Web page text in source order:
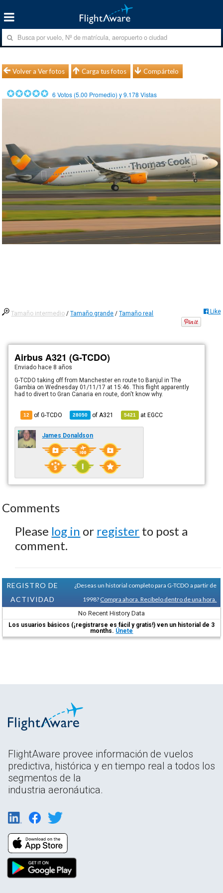
Volver a Ver fotos Carga tus fotos Compártelo
6 Votos (5.00 Promedio) y9.178 Vistas
Tamaño intermedio /Tamaño grande /Tamaño real Like
Airbus A321 (G-TCDO)
Enviado hace 8 años
G-TCDO taking off from Manchester en route to Banjul in The
Gambia on Wednesday 01/11/17 at 15:46. This flight apparently
had to divert to Gran Canaria en route, don't know why.
12 of G-TCDO 28050 of A321 5421 atEGCC
James Donaldson
Comments
Please log in or register to post a
comment.
REGISTRO DE
ACTIVIDAD
¿Deseas un historial completo para G-TCDO a partir de
1998? Compra ahora. Recíbelo dentro de una hora.
No Recent History Data
Los usuarios básicos (¡registrarse es fácil y gratis!) ven un historial de 3
months. Únete
FlightAware provee información de vuelos
predictiva, histórica y en tiempo real a todos los
segmentos de la
industria aeronáutica.